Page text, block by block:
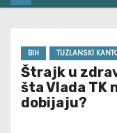
BIH TUZLANSKI
Štrajk u
šta Vlada TK
dobijaju?